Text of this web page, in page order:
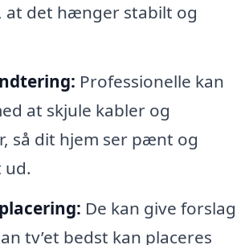
at det hænger stabilt og
Professionelle kan
at skjule kabler og
så dit hjem ser pænt og
ud.
De kan give forslag
tv’et bedst kan placeres